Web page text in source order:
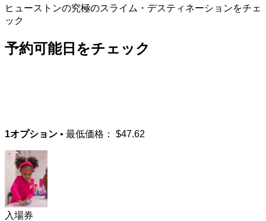
ヒューストンの究極のスライム・デスティネーションをチェ
ック
予約可能日をチェック
1オプション • 最低価格： $47.62
入場券